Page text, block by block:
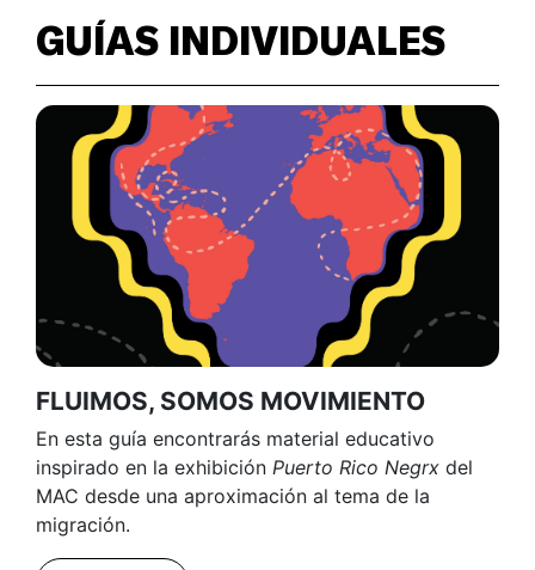
GUÍAS INDIVIDUALES
FLUIMOS, SOMOS MOVIMIENTO
En esta guía encontrarás material educativo
inspirado en la exhibición Puerto Rico Negrx del
MAC desde una aproximación al tema de la
migración.